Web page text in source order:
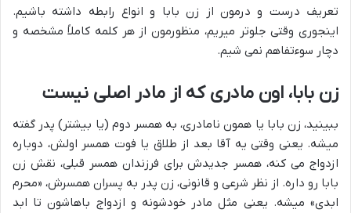
تعریف درست و درمون از زن بابا و انواع رابطه داشته باشیم.
اینجوری وقتی جلوتر میریم، منظورمون از هر کلمه کاملاً مشخصه و
دچار سوءتفاهم نمی شیم.
زن بابا، اون مادری که از مادر اصلی نیست
ببینید، زن بابا یا همون نامادری، به همسر دوم (یا بیشتر) پدر گفته
میشه. یعنی وقتی یه آقا بعد از طلاق یا فوت همسر اولش، دوباره
ازدواج می کنه، همسر جدیدش برای فرزندان همسر قبلی، نقش زن
بابا رو داره. از نظر شرعی و قانونی، زن پدر به پسران همسرش، «محرم
ابدی» میشه. یعنی مثل مادر خودشونه و ازدواج باهاشون تا ابد